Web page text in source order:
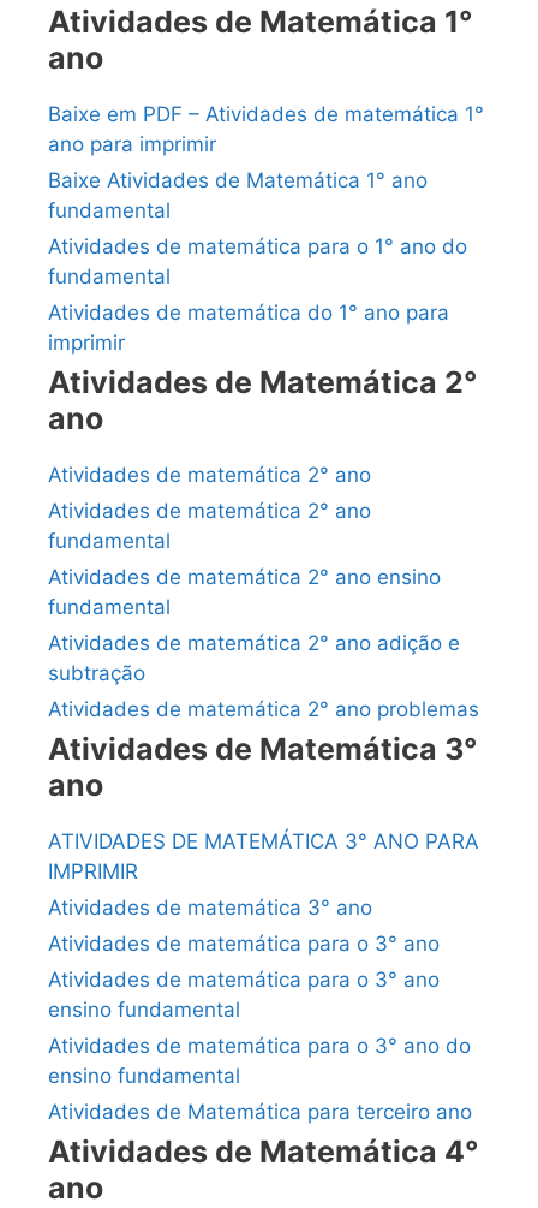
Atividades de Matemática 1°
ano
Baixe em PDF – Atividades de matemática 1°
ano para imprimir
Baixe Atividades de Matemática 1° ano
fundamental
Atividades de matemática para o 1° ano do
fundamental
Atividades de matemática do 1° ano para
imprimir
Atividades de Matemática 2°
ano
Atividades de matemática 2° ano
Atividades de matemática 2° ano
fundamental
Atividades de matemática 2° ano ensino
fundamental
Atividades de matemática 2° ano adição e
subtração
Atividades de matemática 2° ano problemas
Atividades de Matemática 3°
ano
ATIVIDADES DE MATEMÁTICA 3° ANO PARA
IMPRIMIR
Atividades de matemática 3° ano
Atividades de matemática para o 3° ano
Atividades de matemática para o 3° ano
ensino fundamental
Atividades de matemática para o 3° ano do
ensino fundamental
Atividades de Matemática para terceiro ano
Atividades de Matemática 4°
ano